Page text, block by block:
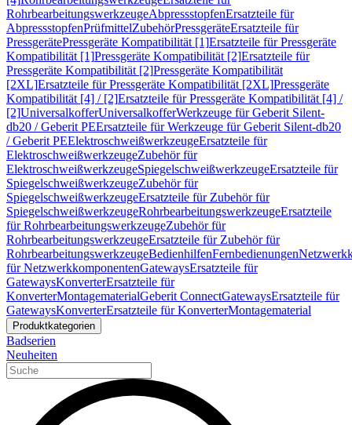
RohrbearbeitungswerkzeugeAbpressstopfenErsatzteile für
AbpressstopfenPrüfmittelZubehörPressgeräteErsatzteile für
PressgerätePressgeräte Kompatibilität [1]Ersatzteile für Pressgeräte
Kompatibilität [1]Pressgeräte Kompatibilität [2]Ersatzteile für
Pressgeräte Kompatibilität [2]Pressgeräte Kompatibilität
[2XL]Ersatzteile für Pressgeräte Kompatibilität [2XL]Pressgeräte
Kompatibilität [4] / [2]Ersatzteile für Pressgeräte Kompatibilität [4] /
[2]UniversalkofferUniversalkofferWerkzeuge für Geberit Silent-
db20 / Geberit PEErsatzteile für Werkzeuge für Geberit Silent-db20
/ Geberit PEElektroschweißwerkzeugeErsatzteile für
ElektroschweißwerkzeugeZubehör für
ElektroschweißwerkzeugeSpiegelschweißwerkzeugeErsatzteile für
SpiegelschweißwerkzeugeZubehör für
SpiegelschweißwerkzeugeErsatzteile für Zubehör für
SpiegelschweißwerkzeugeRohrbearbeitungswerkzeugeErsatzteile
für RohrbearbeitungswerkzeugeZubehör für
RohrbearbeitungswerkzeugeErsatzteile für Zubehör für
RohrbearbeitungswerkzeugeBedienhilfenFernbedienungen
für NetzwerkkomponentenGatewaysErsatzteile für
GatewaysKonverterErsatzteile für
KonverterMontagematerialGeberit ConnectGatewaysErsatzteile für
GatewaysKonverterErsatzteile für KonverterMontagematerial
Produktkategorien
Badserien
Neuheiten